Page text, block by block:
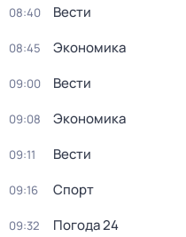
08:40 Вести
08:45 Экономика
09:00 Вести
09:08 Экономика
09:11 Вести
09:16 Спорт
09:32 Погода 24